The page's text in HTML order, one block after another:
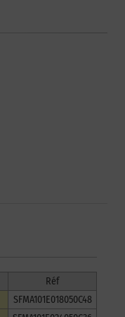
Réf
SFMA101E018050C48